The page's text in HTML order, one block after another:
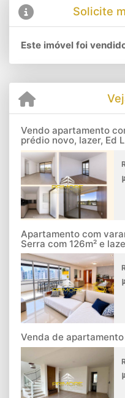
Solicite
Este imóvel foi
Vendo apartamento
prédio novo, lazer, Ed
Apartamento com
Serra com 126m² e
Venda de